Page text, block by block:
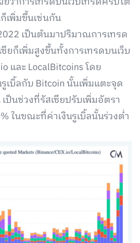
เพิ่มขึ้นเช่นกัน
เป็นต้นมาปริมาณการเทรด
ยก็เพิ่มสูงขึ้นทั้งการเทรดบนเว็บ
และ LocalBitcoins โดย
เบิ้ลกับ Bitcoin นั้นเพิ่มแตะจุด
ป็นช่วงที่รัสเซียปรับเพิ่มอัตรา
ในขณะที่ค่าเงินรูเบิ้ลนั้นร่วงต่ำ